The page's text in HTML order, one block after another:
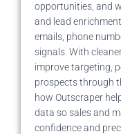
opportunities, and
and lead
emails, phone
signals. With
improve targeting,
prospects through
how Outscraper
data so sales and
confidence and